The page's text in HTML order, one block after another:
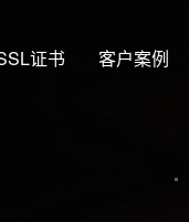
证书 客户案例